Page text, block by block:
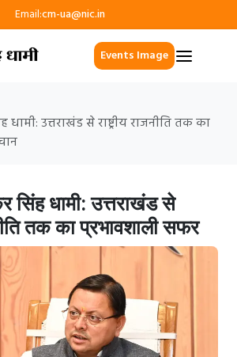
Email:cm-ua@nic.in
Events Image
उत्तराखंड से राष्ट्रीय राजनीति तक का
सिंह धामी: उत्तराखंड से
तक का प्रभावशाली सफर